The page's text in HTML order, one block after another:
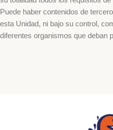
Puede haber contenidos de
esta Unidad, ni bajo su control,
diferentes organismos que deban